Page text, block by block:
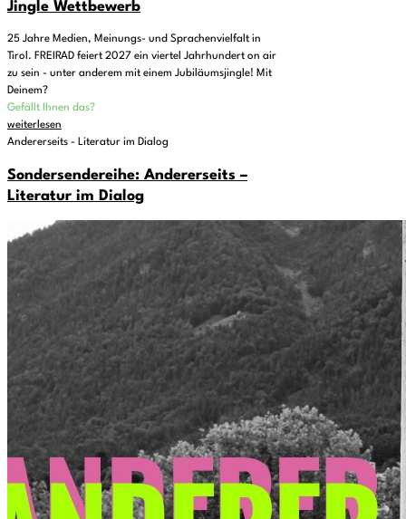
Jingle Wettbewerb
25 Jahre Medien, Meinungs- und Sprachenvielfalt in
Tirol. FREIRAD feiert 2027 ein viertel Jahrhundert on air
zu sein - unter anderem mit einem Jubiläumsjingle! Mit
Deinem?
Gefällt Ihnen das?
weiterlesen
Andererseits - Literatur im Dialog
Sondersendereihe: Andererseits –
Literatur im Dialog